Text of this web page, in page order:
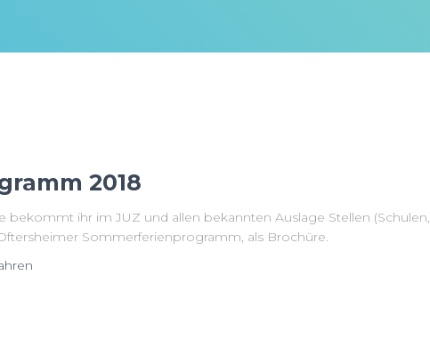
2018
bekommt ihr im JUZ und allen bekannten Auslage Stellen (Schulen,
Sommerferienprogramm, als Brochüre.